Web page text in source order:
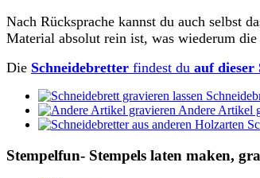
Nach Rücksprache kannst du auch selbst
Material absolut rein ist, was wiederum
Die Schneidebretter findest du auf dieser
Andere Artikel
Stempelfun- Stempels laten maken,